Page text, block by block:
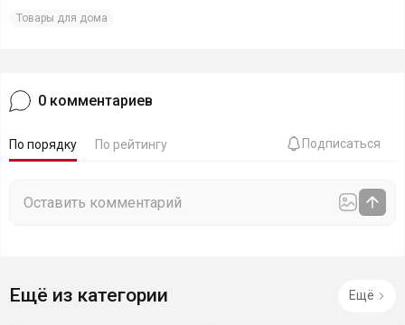
Товары для дома
0 комментариев
По порядку По рейтингу Подписаться
Ещё из категории Ещё